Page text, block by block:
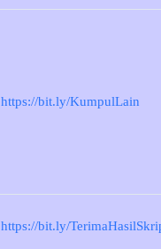
https://bit.ly/KumpulLain
https://bit.ly/